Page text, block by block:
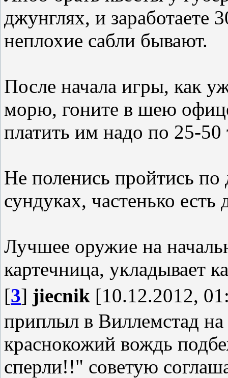
джунглях, и заработаете
неплохие сабли бывают.
После начала игры, как
морю, гоните в шею
платить им надо по 25-50
Не поленись пройтись
сундуках, частенько
Лучшее оружие на
картечница, укладывает
[3] jiecnik [10.12.2012,
приплыл в Виллемстад
краснокожий вождь
сперли!!" советую